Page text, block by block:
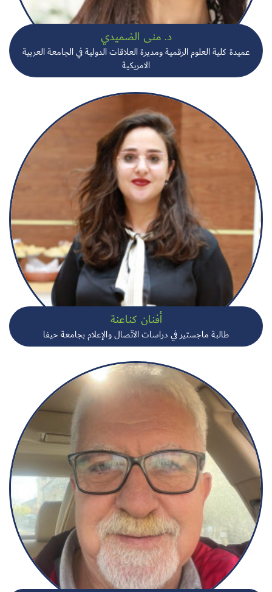
د. منى الضميدي
عميدة كلية العلوم الرقمية ومديرة العلاقات الدولية في الجامعة العربية
الامريكية
أفنان كناعنة
طالبة ماجستير في دراسات الاتّصال والإعلام بجامعة حيفا